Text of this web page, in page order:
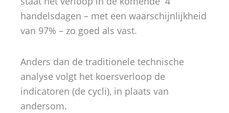
handelsdagen – met een waarschijnlijkheid
van 97% – zo goed als vast.
Anders dan de traditionele technische
analyse volgt het koersverloop de
indicatoren (de cycli), in plaats van
andersom.